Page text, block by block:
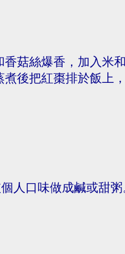
菇絲爆香，加入米
後把紅棗排於飯上
人口味做成鹹或甜粥